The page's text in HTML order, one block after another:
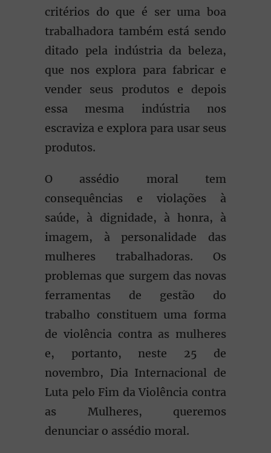
critérios do que é ser uma boa
trabalhadora também está sendo
ditado pela indústria da beleza,
que nos explora para fabricar e
vender seus produtos e depois
essa mesma indústria nos
escraviza e explora para usar seus
produtos.
O assédio moral tem
consequências e violações à
saúde, à dignidade, à honra, à
imagem, à personalidade das
mulheres trabalhadoras. Os
problemas que surgem das novas
ferramentas de gestão do
trabalho constituem uma forma
de violência contra as mulheres
e, portanto, neste 25 de
novembro, Dia Internacional de
Luta pelo Fim da Violência contra
as Mulheres, queremos
denunciar o assédio moral.